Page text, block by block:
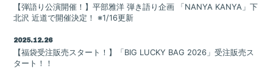
【弾語り公演開催！】平部雅洋 弾き語り企画 「NANYA KANYA」下
北沢 近道で開催決定！ ※1/16更新
2025.12.26
【福袋受注販売スタート！】「BIG LUCKY BAG 2026」受注販売ス
タート！！